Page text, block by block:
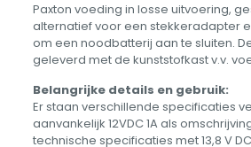
Paxton voeding in losse uitvoering,
alternatief voor een stekkeradapter
om een noodbatterij aan te sluiten.
geleverd met de kunststofkast v.v.
Belangrijke details en gebruik:
Er staan verschillende specificaties
aanvankelijk 12VDC 1A als
technische specificaties met 13,8 V